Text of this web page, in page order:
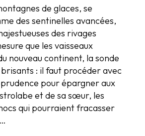
de glaces, se
des sentinelles avancées,
des rivages
que les vaisseaux
nouveau continent, la sonde
: il faut procéder avec
pour épargner aux
et de sa sœur, les
qui pourraient fracasser